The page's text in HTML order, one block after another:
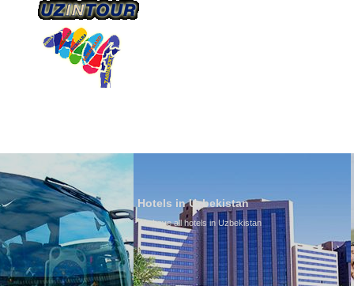
Hotels in Uzbekistan
We have all hotels in Uzbekistan